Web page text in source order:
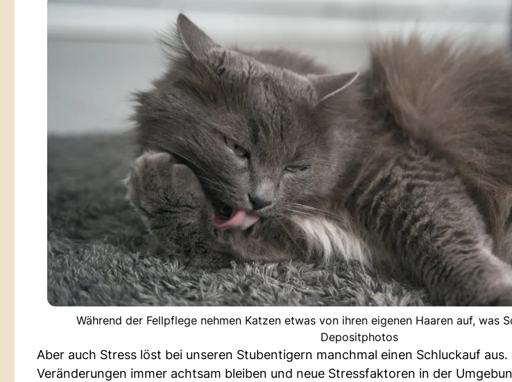
Während der Fellpflege nehmen Katzen etwas von ihren eigenen Haaren auf, was
Depositphotos
Aber auch Stress löst bei unseren Stubentigern manchmal einen Schluckauf aus.
Veränderungen immer achtsam bleiben und neue Stressfaktoren in der